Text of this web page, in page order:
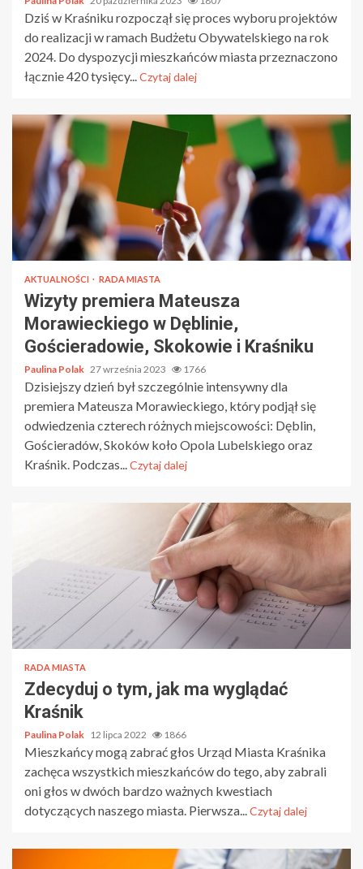
Dziś w Kraśniku rozpoczął się proces wyboru projektów
do realizacji w ramach Budżetu Obywatelskiego na rok
2024. Do dyspozycji mieszkańców miasta przeznaczono
łącznie 420 tysięcy...Czytaj dalej
AKTUALNOŚCI RADA MIASTA
Wizyty premiera Mateusza
Morawieckiego w Dęblinie,
Gościeradowie, Skokowie i Kraśniku
Paulina Polak 27 września 2023 1766
Dzisiejszy dzień był szczególnie intensywny dla
premiera Mateusza Morawieckiego, który podjął się
odwiedzenia czterech różnych miejscowości: Dęblin,
Gościeradów, Skoków koło Opola Lubelskiego oraz
Kraśnik. Podczas...Czytaj dalej
RADA MIASTA
Zdecyduj o tym, jak ma wyglądać
Kraśnik
Paulina Polak 12 lipca 2022 1866
Mieszkańcy mogą zabrać głos Urząd Miasta Kraśnika
zachęca wszystkich mieszkańców do tego, aby zabrali
oni głos w dwóch bardzo ważnych kwestiach
dotyczących naszego miasta. Pierwsza...Czytaj dalej